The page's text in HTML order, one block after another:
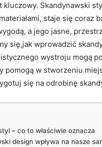
Skandynawski
staje się coraz
a jego jasne,
się,jak wprowadzić
wystroju mogą
pomogą w stworzeniu
się na odrobinę
– co to właściwie oznacza
design wpływa na nasze